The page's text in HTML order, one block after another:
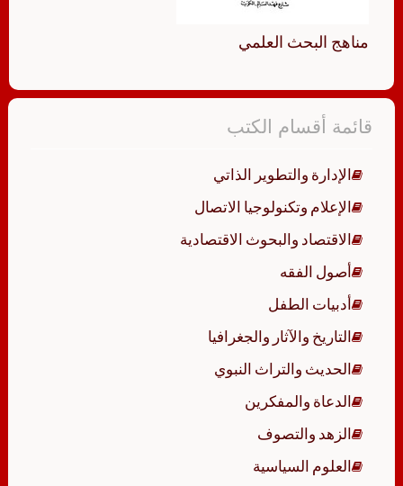
مناهج البحث العلمي
قائمة أقسام الكتب
الإدارة والتطوير الذاتي
الإعلام وتكنولوجيا الاتصال
الاقتصاد والبحوث الاقتصادية
أصول الفقه
أدبيات الطفل
التاريخ والآثار والجغرافيا
الحديث والتراث النبوي
الدعاة والمفكرين
الزهد والتصوف
العلوم السياسية